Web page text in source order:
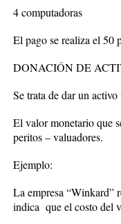
4 computadoras
El pago se realiza el 50
DONACIÓN DE
Se trata de dar un
El valor monetario que
peritos – valuadores.
Ejemplo:
La empresa “Winkard”
indica que el costo del